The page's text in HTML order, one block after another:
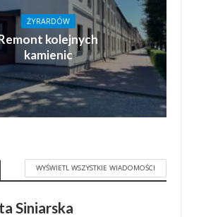
ŻYRARDÓW
kolejnych
kamienic
WYŚWIETL WSZYSTKIE WIADOMOŚCI
Siniarska